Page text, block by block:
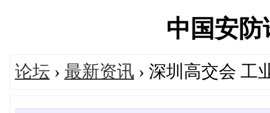
中国安
论坛 › 最新资讯 › 深圳高交会 工